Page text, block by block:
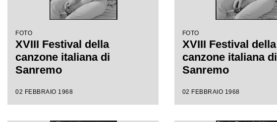
FOTO
XVIII Festival della
canzone italiana di
Sanremo
02 FEBBRAIO 1968
FOTO
XVIII Festival della
canzone italiana di
Sanremo
02 FEBBRAIO 1968